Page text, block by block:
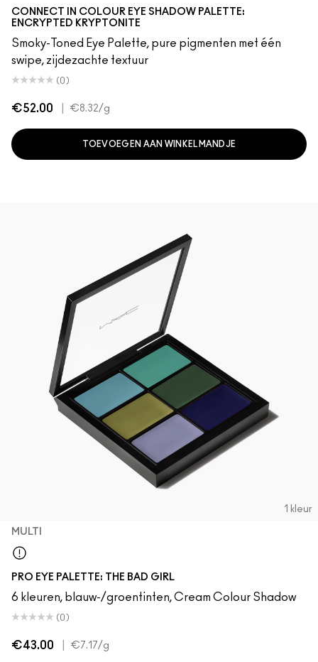
CONNECT IN COLOUR EYE SHADOW PALETTE:
ENCRYPTED KRYPTONITE
Smoky-Toned Eye Palette, pure pigmenten met één
swipe, zijdezachte textuur
(0)
€52.00 €8.32/g
TOEVOEGEN AAN WINKELMANDJE
1 kleur
MULTI
PRO EYE PALETTE: THE BAD GIRL
6 kleuren, blauw-/groentinten, Cream Colour Shadow
(0)
€43.00 €7.17/g